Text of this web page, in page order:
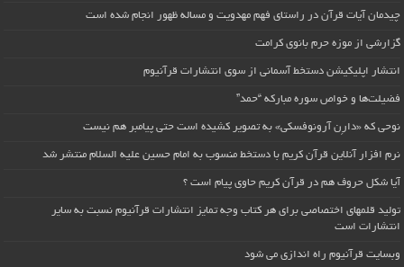
چیدمان آیات قرآن در راستای فهم مهدویت و مساله ظهور انجام شده است
گزارشی از موزه حرم بانوی کرامت
انتشار اپلیکیشن دستخط آسمانی از سوی انتشارات قرآنیوم
فضیلت‌ها و خواص سوره مبارکه “حمد”
نوحی که «دارِن آرونوفسکی» به تصویر کشیده است حتی پیامبر هم نیست
نرم افزار آنلاین قرآن کریم با دستخط منسوب به امام حسین علیه السلام منتشر شد
آیا شکل حروف هم در قرآن کریم حاوی پیام است ؟
تولید قلمهای اختصاصی برای هر کتاب وجه تمایز انتشارات قرآنیوم نسبت به سایر
انتشارات است
وبسایت قرآنیوم راه اندازی می شود